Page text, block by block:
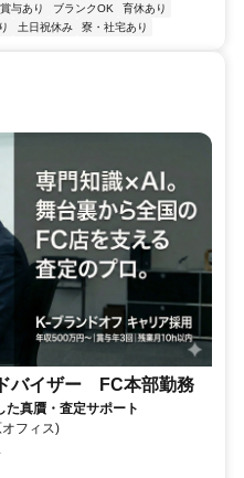
賞与あり ブランクOK
育休あり
土日祝休み 寮・社宅あり
バイザー FC本部勤務
真贋・査定サポート
フィス)